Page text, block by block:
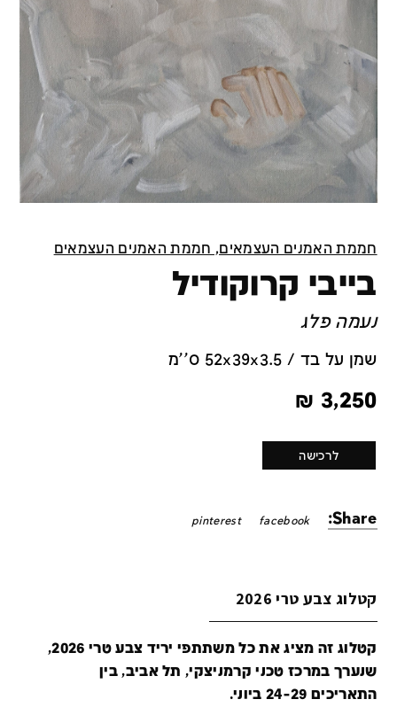
חממת האמנים העצמאים, חממת האמנים העצמאים
בייבי קרוקודיל
נעמה פלג
שמן על בד / 52x39x3.5 ס''מ
3,250
₪
לרכישה
Share:
facebook
pinterest
קטלוג צבע טרי 2026
קטלוג זה מציג את כל משתתפי יריד צבע טרי 2026,
שנערך במרכז טכני קרמניצקי, תל אביב, בין
התאריכים 24-29 ביוני.